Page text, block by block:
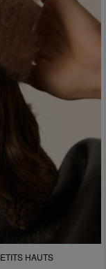
HAUTS